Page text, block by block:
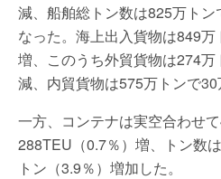
減、船舶総トン数は825万ト
なった。海上出入貨物は849万
増、このうち外貿貨物は274万
減、内貿貨物は575万トンで30
一方、コンテナは実空合わせ
288TEU（0.7％）増、トン数
トン（3.9％）増加した。